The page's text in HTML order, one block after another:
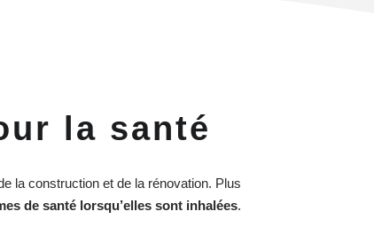
la santé
la construction et de la rénovation. Plus
de santé lorsqu’elles sont inhalées.